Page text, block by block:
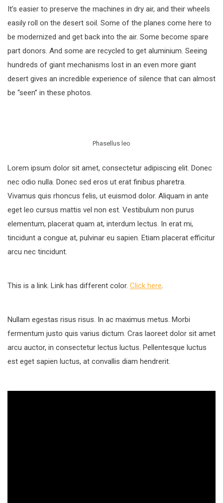
It’s easier to preserve the machines in dry air, and their wheels
easily roll on the desert soil. Some of the planes come here to
be modernized and get back into the air. Some become spare
part donors. And some are recycled to get aluminium. Seeing
hundreds of giant mechanisms lost in an even more giant
desert gives an incredible experience of silence that can almost
be “seen” in these photos.
Phasellus leo
Lorem ipsum dolor sit amet, consectetur adipiscing elit. Donec
nec odio nulla. Donec sed eros ut erat finibus pharetra.
Vivamus quis rhoncus felis, ut euismod dolor. Aliquam in ante
eget leo cursus mattis vel non est. Vestibulum non purus
elementum, placerat quam at, interdum lectus. In erat mi,
tincidunt a congue at, pulvinar eu sapien. Etiam placerat efficitur
arcu nec tincidunt.
This is a link. Link has different color. Click here.
Nullam egestas risus risus. In ac maximus metus. Morbi
fermentum justo quis varius dictum. Cras laoreet dolor sit amet
arcu auctor, in consectetur lectus luctus. Pellentesque luctus
est eget sapien luctus, at convallis diam hendrerit.